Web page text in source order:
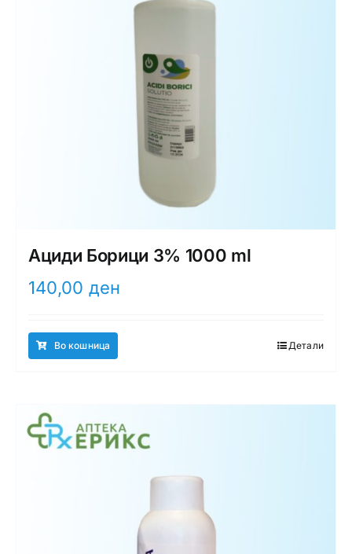
Ациди Борици 3% 1000 ml
140,00 ден
Во кошница Детали